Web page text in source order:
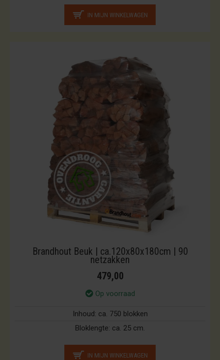
IN MIJN WINKELWAGEN
Brandhout Beuk | ca.120x80x180cm | 90
netzakken
479,00
Op voorraad
Inhoud: ca. 750 blokken
Bloklengte: ca. 25 cm.
IN MIJN WINKELWAGEN